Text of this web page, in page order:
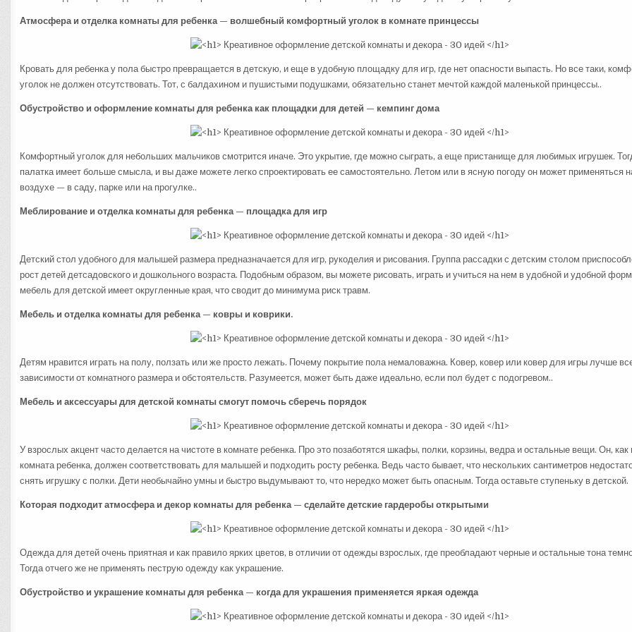
Атмосфера и отделка комнаты для ребенка — волшебный комфортный уголок в комнате принцессы
Кровать для ребенка у пола быстро превращается в детскую, и еще в удобную площадку для игр, где нет опасности выпасть. Но все таки,
уголок не должен отсутствовать. Тот, с балдахином и пушистыми подушками, обязательно станет мечтой каждой маленькой принцессы..
Обустройство и оформление комнаты для ребенка как площадки для детей — кемпинг дома
Комфортный уголок для небольших мальчиков смотрится иначе. Это укрытие, где можно сыграть, а еще пристанище для любимых игрушек.
палатка имеет больше смысла, и вы даже можете легко спроектировать ее самостоятельно. Летом или в ясную погоду он может применяться
воздухе — в саду, парке или на прогулке..
Меблирование и отделка комнаты для ребенка — площадка для игр
Детский стол удобного для малышей размера предназначается для игр, рукоделия и рисования. Группа рассадки с детским столом
рост детей детсадовского и дошкольного возраста. Подобным образом, вы можете рисовать, играть и учиться на нем в удобной и удобной
мебель для детской имеет округленные края, что сводит до минимума риск травм.
Мебель и отделка комнаты для ребенка — ковры и коврики.
Детям нравится играть на полу, ползать или же просто лежать. Почему покрытие пола немаловажна. Ковер, ковер или ковер для игры лучше
зависимости от комнатного размера и обстоятельств. Разумеется, может быть даже идеально, если пол будет с подогревом..
Мебель и аксессуары для детской комнаты смогут помочь сберечь порядок
У взрослых акцент часто делается на чистоте в комнате ребенка. Про это позаботятся шкафы, полки, корзины, ведра и остальные вещи. Он, как
комната ребенка, должен соответствовать для малышей и подходить росту ребенка. Ведь часто бывает, что нескольких сантиметров
снять игрушку с полки. Дети необычайно умны и быстро выдумывают то, что нередко может быть опасным. Тогда оставьте ступеньку в детской.
Которая подходит атмосфера и декор комнаты для ребенка — сделайте детские гардеробы открытыми
Одежда для детей очень приятная и как правило ярких цветов, в отличии от одежды взрослых, где преобладают черные и остальные тона
Тогда отчего же не применять пеструю одежду как украшение.
Обустройство и украшение комнаты для ребенка — когда для украшения применяется яркая одежда